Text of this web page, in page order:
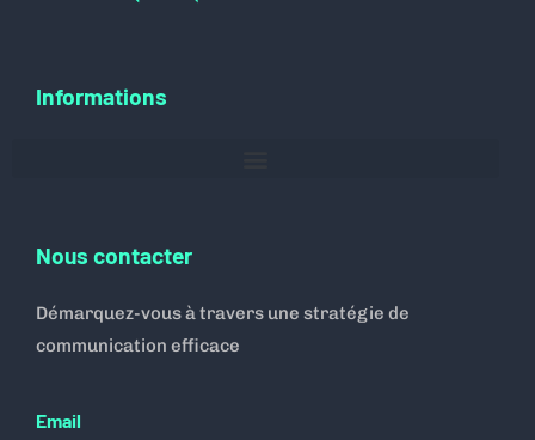
Informations
Nous contacter
Démarquez-vous à travers une stratégie de
communication efficace
Email